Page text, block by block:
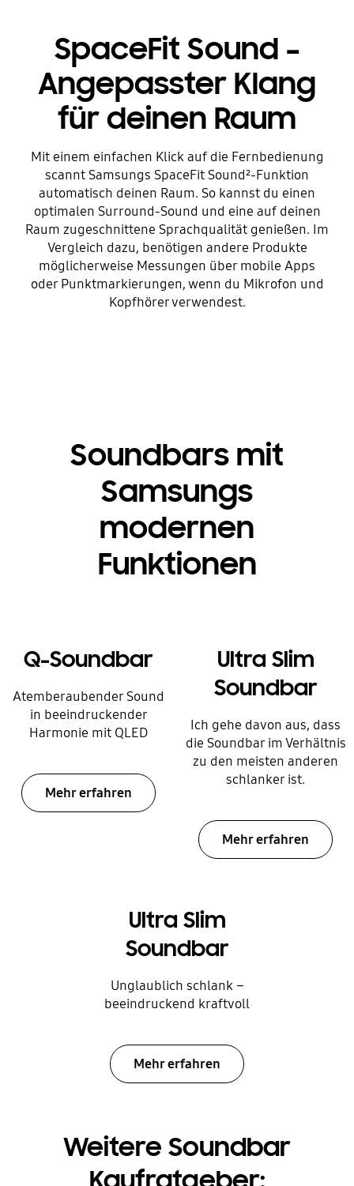
SpaceFit Sound –
Angepasster Klang
für deinen Raum
Mit einem einfachen Klick auf die Fernbedienung
scannt Samsungs SpaceFit Sound²-Funktion
automatisch deinen Raum. So kannst du einen
optimalen Surround-Sound und eine auf deinen
Raum zugeschnittene Sprachqualität genießen. Im
Vergleich dazu, benötigen andere Produkte
möglicherweise Messungen über mobile Apps
oder Punktmarkierungen, wenn du Mikrofon und
Kopfhörer verwendest.
Soundbars mit
Samsungs
modernen
Funktionen
Q-Soundbar
Atemberaubender Sound
in beeindruckender
Harmonie mit QLED
Mehr erfahren
Ultra Slim
Soundbar
Ich gehe davon aus, dass
die Soundbar im Verhältnis
zu den meisten anderen
schlanker ist.
Mehr erfahren
Ultra Slim
Soundbar
Unglaublich schlank –
beeindruckend kraftvoll
Mehr erfahren
Weitere Soundbar